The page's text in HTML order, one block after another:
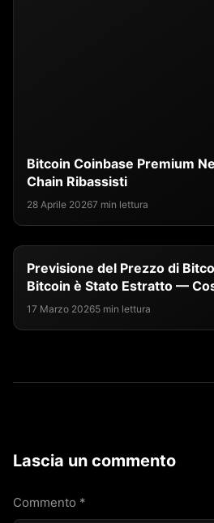
Bitcoin Coinbase Premium
Chain Ribassisti
28 Aprile 20267 min lettura
Previsione del Prezzo di
Bitcoin è Stato Estratto —
17 Marzo 20265 min lettura
Lascia un commento
Commento *